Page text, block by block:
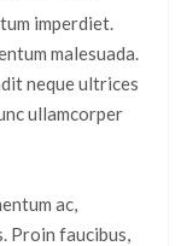
imperdiet.
malesuada.
neque ultrices
ullamcorper
ac,
Proin faucibus,